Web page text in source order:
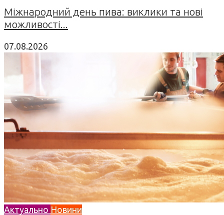
Міжнародний день пива: виклики та нові
можливості...
07.08.2026
Актуально Новини